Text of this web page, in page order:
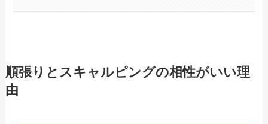
順張りとスキャルピングの相性がいい理
由